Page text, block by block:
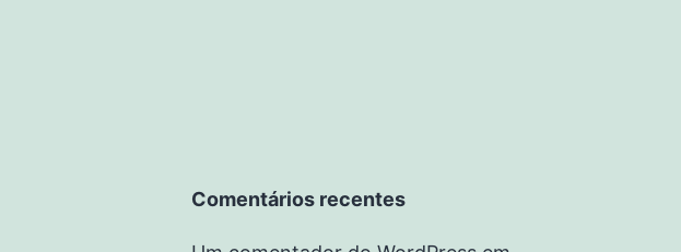
Comentários recentes